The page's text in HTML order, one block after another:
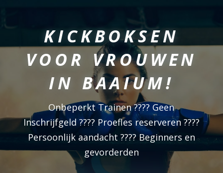
KICKBOKSEN
VOOR VROUWEN
IN BAAIUM!
Onbeperkt Trainen ???? Geen
Inschrijfgeld ???? Proefles reserveren ????
Persoonlijk aandacht ???? Beginners en
gevorderden